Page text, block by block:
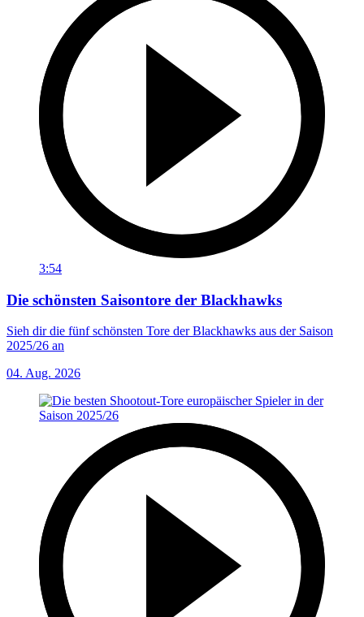
3:54
Die schönsten Saisontore der Blackhawks
Sieh dir die fünf schönsten Tore der Blackhawks aus der Saison
2025/26 an
04. Aug. 2026